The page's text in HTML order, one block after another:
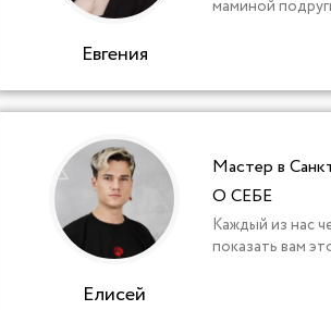
Евгения
маминой
Елисей
Мастер в
О СЕБЕ
Каждый из нас
показать вам